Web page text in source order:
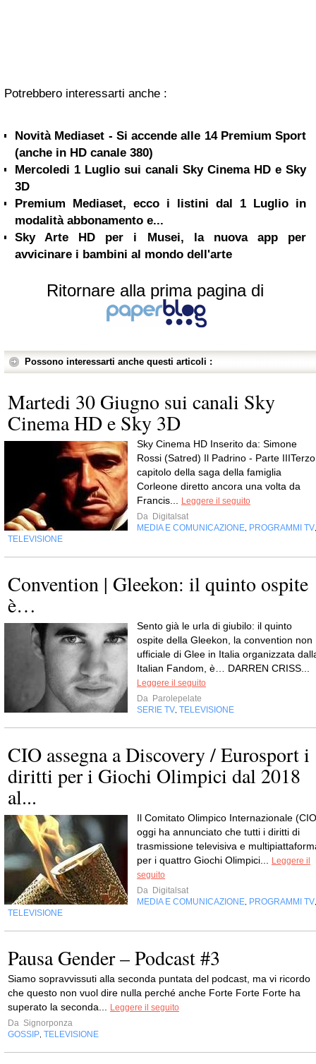
Potrebbero interessarti anche :
Novità Mediaset - Si accende alle 14 Premium Sport
(anche in HD canale 380)
Mercoledi 1 Luglio sui canali Sky Cinema HD e Sky
3D
Premium Mediaset, ecco i listini dal 1 Luglio in
modalità abbonamento e...
Sky Arte HD per i Musei, la nuova app per
avvicinare i bambini al mondo dell'arte
Ritornare alla prima pagina di
Possono interessarti anche questi articoli :
Martedi 30 Giugno sui canali Sky
Cinema HD e Sky 3D
Sky Cinema HD Inserito da: Simone
Rossi (Satred) Il Padrino - Parte IIITerzo
capitolo della saga della famiglia
Corleone diretto ancora una volta da
Francis...
Leggere il seguito
Da Digitalsat
MEDIA E COMUNICAZIONE PROGRAMMI TV
TELEVISIONE
Convention | Gleekon: il quinto ospite
è…
Sento già le urla di giubilo: il quinto
ospite della Gleekon, la convention non
ufficiale di Glee in Italia organizzata
Italian Fandom, è… DARREN CRISS...
Leggere il seguito
Da Parolepelate
SERIE TV TELEVISIONE
CIO assegna a Discovery / Eurosport i
diritti per i Giochi Olimpici dal 2018
al...
Il Comitato Olimpico Internazionale
oggi ha annunciato che tutti i diritti di
trasmissione televisiva e
per i quattro Giochi Olimpici...
Leggere il
seguito
Da Digitalsat
MEDIA E COMUNICAZIONE PROGRAMMI TV
TELEVISIONE
Pausa Gender – Podcast #3
Siamo sopravvissuti alla seconda puntata del podcast, ma vi ricordo
che questo non vuol dire nulla perché anche Forte Forte Forte ha
superato la seconda...
Leggere il seguito
Da Signorponza
GOSSIP TELEVISIONE